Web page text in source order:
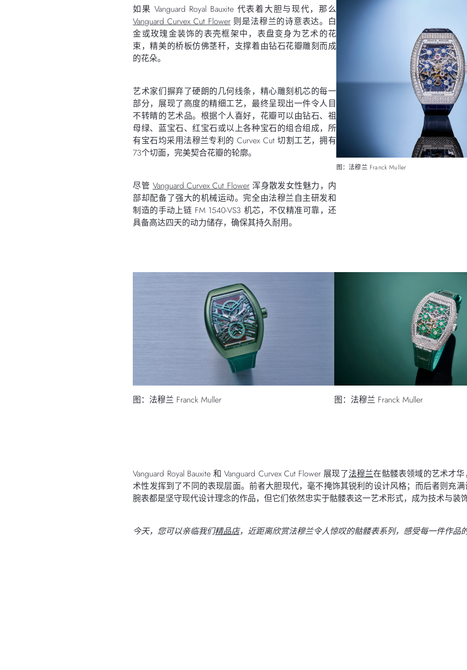
图：法穆兰 Franck Muller
如果 Vanguard Royal Bauxite 代表着大胆与现代，那么
Vanguard Curvex Cut Flower则是法穆兰的诗意表达。白
金或玫瑰金装饰的表壳框架中，表盘变身为艺术的花
束，精美的桥板仿佛茎秆，支撑着由钻石花瓣雕刻而成
的花朵。
艺术家们摒弃了硬朗的几何线条，精心雕刻机芯的每一
部分，展现了高度的精细工艺，最终呈现出一件令人目
不转睛的艺术品。根据个人喜好，花瓣可以由钻石、祖
母绿、蓝宝石、红宝石或以上各种宝石的组合组成，所
有宝石均采用法穆兰专利的 Curvex Cut 切割工艺，拥有
73个切面，完美契合花瓣的轮廓。
尽管 Vanguard Curvex Cut Flower浑身散发女性魅力，内
部却配备了强大的机械运动。完全由法穆兰自主研发和
制造的手动上链 FM 1540-VS3 机芯，不仅精准可靠，还
具备高达四天的动力储存，确保其持久耐用。
图：法穆兰 Franck Muller 图：法穆兰 Franck Muller
Vanguard Royal Bauxite 和 Vanguard Curvex Cut Flower 展现了法穆兰在骷髅表领域的艺术才
术性发挥到了不同的表现层面。前者大胆现代，毫不掩饰其锐利的设计风格；而后者则充
腕表都是坚守现代设计理念的作品，但它们依然忠实于骷髅表这一艺术形式，成为技术与装
今天，您可以亲临我们精品店，近距离欣赏法穆兰令人惊叹的骷髅表系列，感受每一件作品